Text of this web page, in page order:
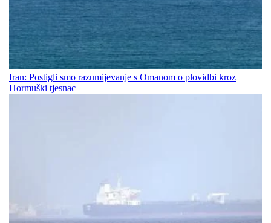
Iran: Postigli smo razumijevanje s Omanom o plovidbi kroz
Hormuški tjesnac